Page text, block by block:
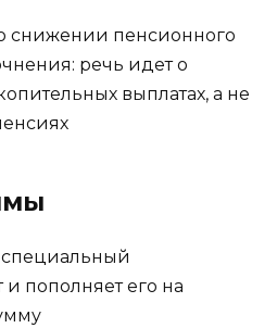
снижении пенсионного
речь идет о
выплатах, а не
специальный
пополняет его на